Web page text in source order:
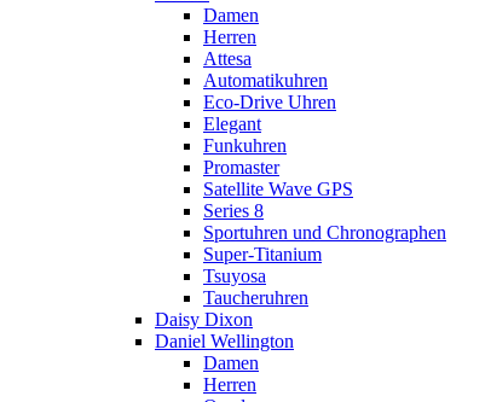
Damen
Herren
Attesa
Automatikuhren
Eco-Drive Uhren
Elegant
Funkuhren
Promaster
Satellite Wave GPS
Series 8
Sportuhren und Chronographen
Super-Titanium
Tsuyosa
Taucheruhren
Daisy Dixon
Daniel Wellington
Damen
Herren